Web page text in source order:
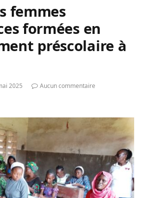
femmes
formées en
préscolaire à
2025
Aucun commentaire